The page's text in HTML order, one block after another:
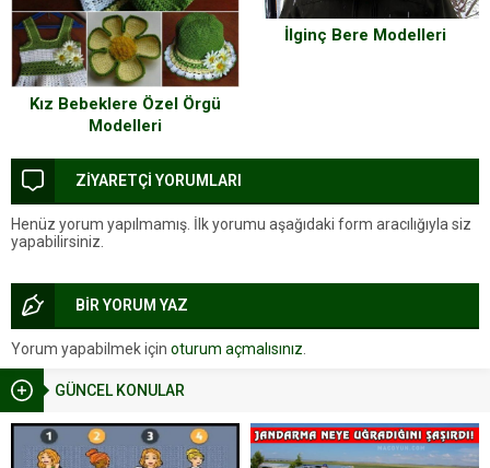
GÜNCEL KONULAR
Kız Bebeklere Özel Örgü
Modelleri
İlginç Bere Modelleri
ZİYARETÇİ YORUMLARI
Henüz yorum yapılmamış. İlk yorumu aşağıdaki form aracılığıyla siz
yapabilirsiniz.
BİR YORUM YAZ
Yorum yapabilmek için oturum açmalısınız.